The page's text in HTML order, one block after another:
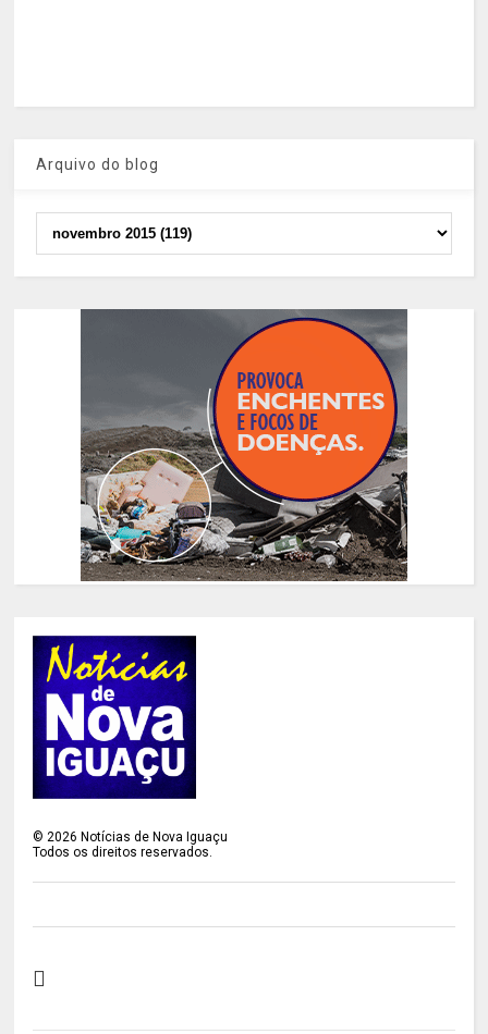
Arquivo do blog
©2026 Notícias de Nova Iguaçu
Todos os direitos reservados.